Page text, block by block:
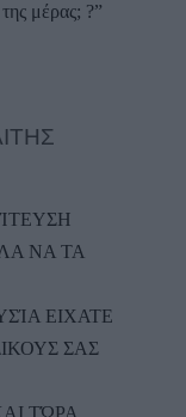
μέρας; ?”
ΝΑ ΤΑ
ΕΙΧΑΤΕ
ΣΑΣ